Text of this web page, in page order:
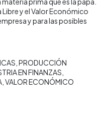
y el Valor Económico
y para las posibles
PRODUCCIÓN
EN FINANZAS
VALOR ECONÓMICO